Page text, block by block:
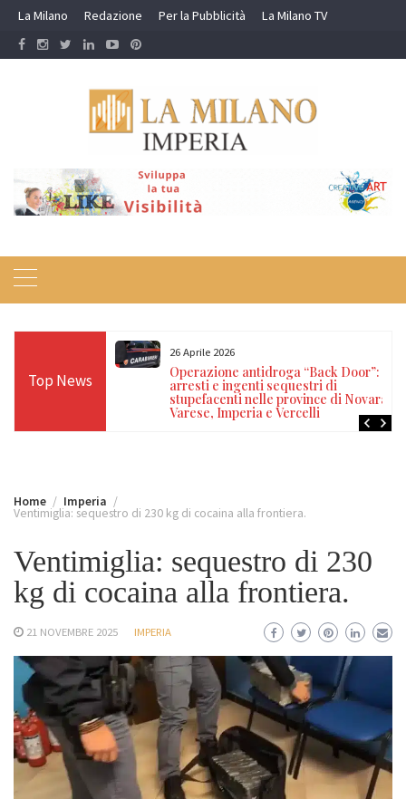
Skip
content
La Milano Redazione Per la Pubblicità La Milano TV
Top News
dei
documenti
26 Aprile 2026
Operazione antidroga “Back Door”: 21
arresti e ingenti sequestri di
stupefacenti nelle province di Novara,
Varese, Imperia e Vercelli
Home Imperia
Ventimiglia: sequestro di 230 kg di cocaina alla frontiera.
Ventimiglia: sequestro di 230
kg di cocaina alla frontiera.
21 NOVEMBRE 2025 IMPERIA